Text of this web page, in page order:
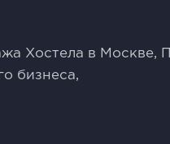
Хостела в Москве,
бизнеса,